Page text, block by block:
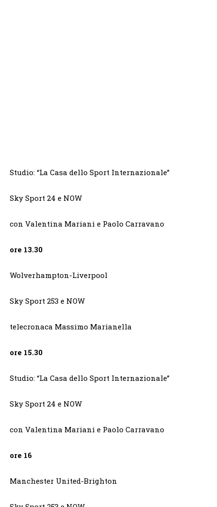
Studio: “La Casa dello Sport Internazionale”
Sky Sport 24 e NOW
con Valentina Mariani e Paolo Carravano
ore 13.30
Wolverhampton-Liverpool
Sky Sport 253 e NOW
telecronaca Massimo Marianella
ore 15.30
Studio: “La Casa dello Sport Internazionale”
Sky Sport 24 e NOW
con Valentina Mariani e Paolo Carravano
ore 16
Manchester United-Brighton